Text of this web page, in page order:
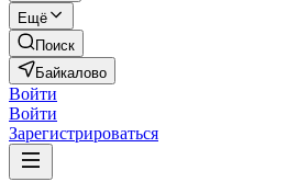
Ещё
Поиск
Байкалово
Войти
Войти
Зарегистрироваться